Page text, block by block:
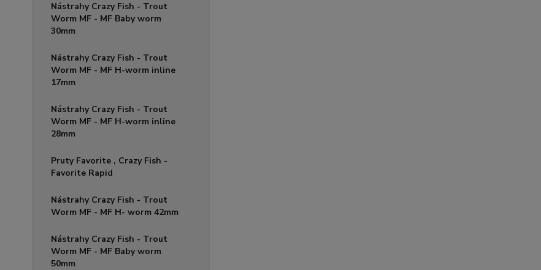
Nástrahy Crazy Fish - Trout
Worm MF - MF Baby worm
30mm
Nástrahy Crazy Fish - Trout
Worm MF - MF H-worm inline
17mm
Nástrahy Crazy Fish - Trout
Worm MF - MF H-worm inline
28mm
Pruty Favorite , Crazy Fish -
Favorite Rapid
Nástrahy Crazy Fish - Trout
Worm MF - MF H- worm 42mm
Nástrahy Crazy Fish - Trout
Worm MF - MF Baby worm
50mm